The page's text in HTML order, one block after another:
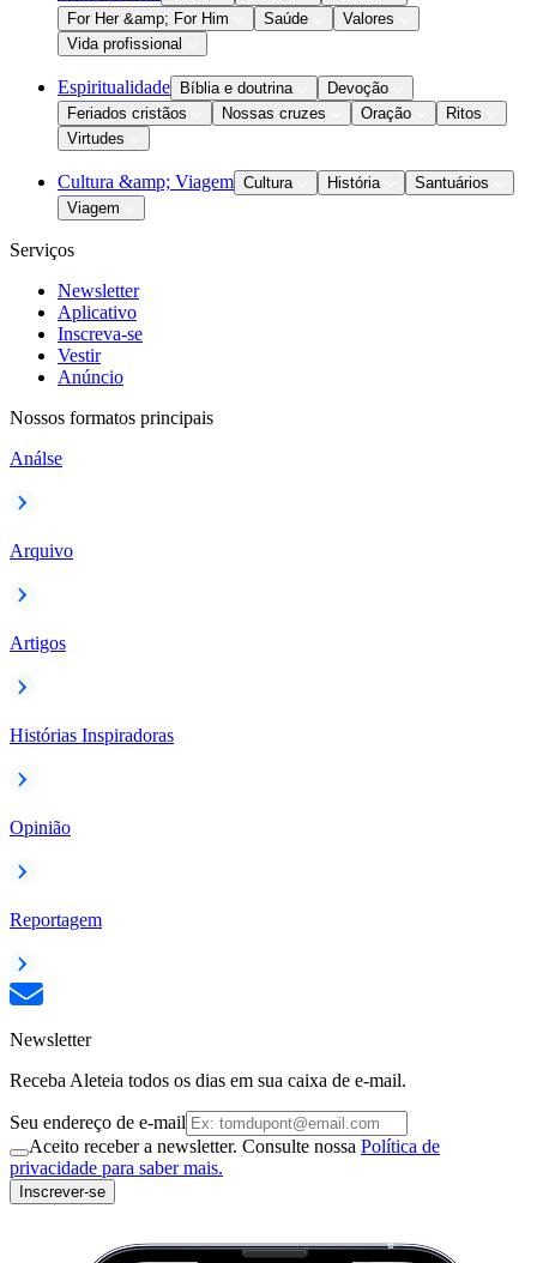
For Her &amp; For Him
Saúde
Valores
Vida profissional
Espiritualidade Bíblia e doutrina
Devoção
Feriados cristãos
Nossas cruzes Oração
Ritos
Virtudes
Cultura &amp; Viagem Cultura História
Santuários
Viagem
Serviços
Newsletter
Aplicativo
Inscreva-se
Vestir
Anúncio
Nossos formatos principais
Análse
Arquivo
Artigos
Histórias Inspiradoras
Opinião
Reportagem
Newsletter
Receba Aleteia todos os dias em sua caixa de e-mail.
Seu endereço de e-mail
Aceito receber a newsletter. Consulte nossa Política de
privacidade para saber mais.
Inscrever-se